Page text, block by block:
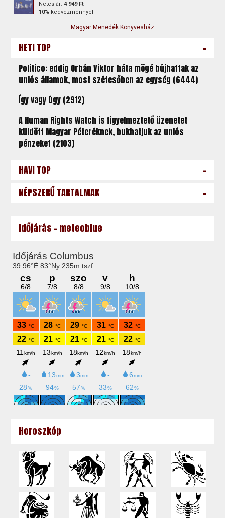
Netes ár:4 949 Ft
10% kedvezménnyel
Magyar Menedék Könyvesház
HETI TOP -
Politico: eddig Orbán Viktor háta mögé bújhattak az
uniós államok, most szétesőben az egység (6444)
Így vagy úgy (2912)
A Human Rights Watch is figyelmeztető üzenetet
küldött Magyar Péteréknek, bukhatjuk az uniós
pénzeket (2103)
HAVI TOP -
NÉPSZERŰ TARTALMAK -
Időjárás - meteoblue
Horoszkóp